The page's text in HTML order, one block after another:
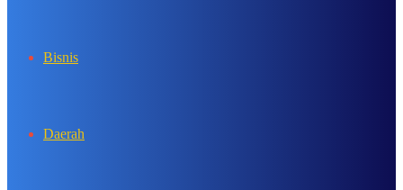
Bisnis
Daerah